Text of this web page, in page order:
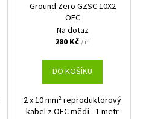
Ground Zero GZSC 10X2
OFC
Na dotaz
280 Kč/ m
DO KOŠÍKU
2 x 10 mm² reproduktorový
kabel z OFC měďi - 1 metr